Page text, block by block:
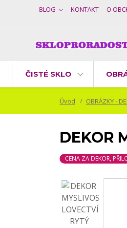
BLOG KONTAKT O
ČISTÉ SKLO
Úvod OBRÁZKY -
DEKOR
CENA ZA DEKOR,